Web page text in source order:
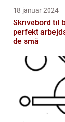
18 januar 2024
Skrivebord til
perfekt
de små